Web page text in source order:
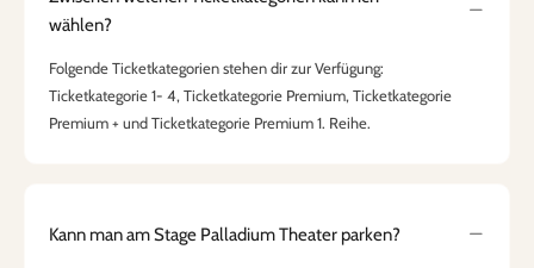
wählen?
Folgende Ticketkategorien stehen dir zur Verfügung:
Ticketkategorie 1- 4, Ticketkategorie Premium, Ticketkategorie
Premium + und Ticketkategorie Premium 1. Reihe.
Kann man am Stage Palladium Theater parken?